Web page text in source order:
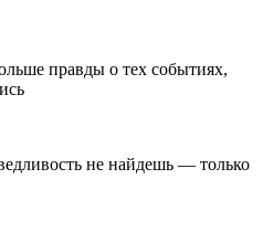
правды о тех событиях,
не найдешь — только